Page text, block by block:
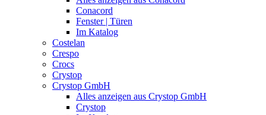
Conacord
Fenster | Türen
Im Katalog
Costelan
Crespo
Crocs
Crystop
Crystop GmbH
Alles anzeigen aus Crystop GmbH
Crystop